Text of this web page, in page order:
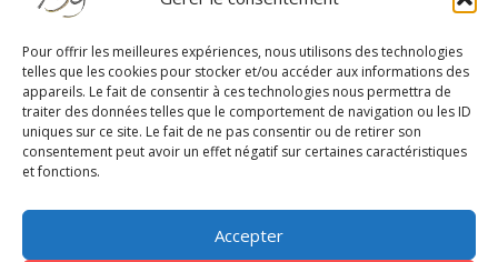
Pour offrir les meilleures expériences, nous utilisons des technologies
telles que les cookies pour stocker et/ou accéder aux informations des
appareils. Le fait de consentir à ces technologies nous permettra de
traiter des données telles que le comportement de navigation ou les ID
uniques sur ce site. Le fait de ne pas consentir ou de retirer son
consentement peut avoir un effet négatif sur certaines caractéristiques
et fonctions.
Accepter
RESTEZ À JOUR